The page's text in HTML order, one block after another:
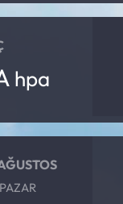
hpa
PAZAR